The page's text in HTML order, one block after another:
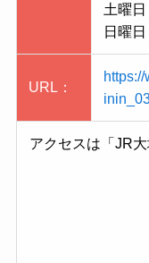
土曜
日曜
URL：
アクセスは「JR